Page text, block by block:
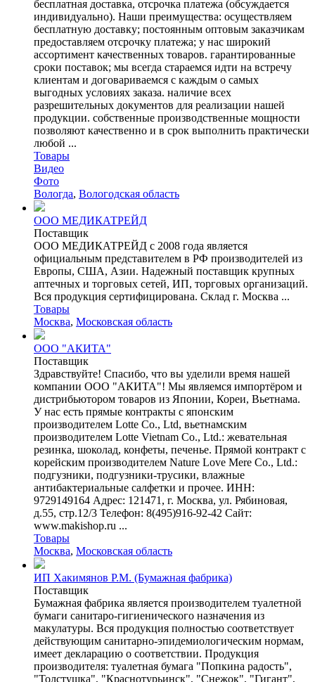
бесплатная доставка, отсрочка платежа (обсуждается
индивидуально). Наши преимущества: осуществляем
бесплатную доставку; постоянным оптовым заказчикам
предоставляем отсрочку платежа; у нас широкий
ассортимент качественных товаров. гарантированные
сроки поставок; мы всегда стараемся идти на встречу
клиентам и договариваемся с каждым о самых
выгодных условиях заказа. наличие всех
разрешительных документов для реализации нашей
продукции. собственные производственные мощности
позволяют качественно и в срок выполнить практически
любой ...
Товары
Видео
Фото
Вологда, Вологодская область
ООО МЕДИКАТРЕЙД
Поставщик
ООО МЕДИКАТРЕЙД с 2008 года является
официальным представителем в РФ производителей из
Европы, США, Азии. Надежный поставщик крупных
аптечных и торговых сетей, ИП, торговых организаций.
Вся продукция сертифицирована. Склад г. Москва ...
Товары
Москва, Московская область
ООО "АКИТА"
Поставщик
Здравствуйте! Спасибо, что вы уделили время нашей
компании ООО "АКИТА"! Мы являемся импортёром и
дистрибьютором товаров из Японии, Кореи, Вьетнама.
У нас есть прямые контракты с японским
производителем Lotte Co., Ltd, вьетнамским
производителем Lotte Vietnam Co., Ltd.: жевательная
резинка, шоколад, конфеты, печенье. Прямой контракт с
корейским производителем Nature Love Mere Co., Ltd.:
подгузники, подгузники-трусики, влажные
антибактериальные салфетки и прочее. ИНН:
9729149164 Адрес: 121471, г. Москва, ул. Рябиновая,
д.55, стр.12/3 Телефон: 8(495)916-92-42 Сайт:
www.makishop.ru ...
Товары
Москва, Московская область
ИП Хакимянов Р.М. (Бумажная фабрика)
Поставщик
Бумажная фабрика является производителем туалетной
бумаги санитаро-гигиенического назначения из
макулатуры. Вся продукция полностью соответствует
действующим санитарно-эпидемиологическим нормам,
имеет декларацию о соответствии. Продукция
производителя: туалетная бумага "Попкина радость",
"Толстушка", "Краснотурьинск", "Снежок", "Гигант",